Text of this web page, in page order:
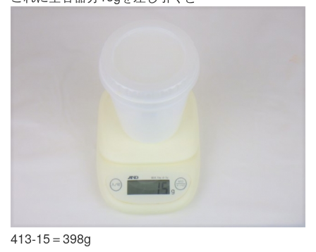
413-15＝398g